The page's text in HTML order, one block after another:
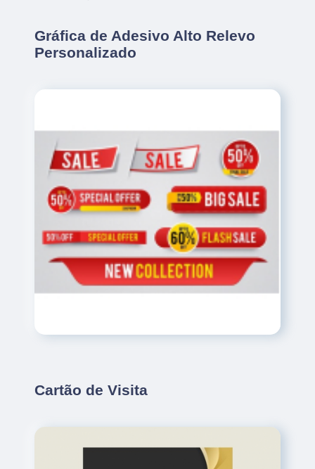
Gráfica de Adesivo Alto Relevo
Personalizado
Cartão de Visita